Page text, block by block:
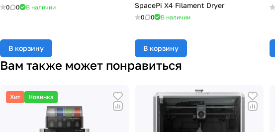
0 0 В наличии
В корзину
SpacePi X4 Filament Dryer
0 0 В наличии
В корзину
Вам также может понравиться
Хит Новинка